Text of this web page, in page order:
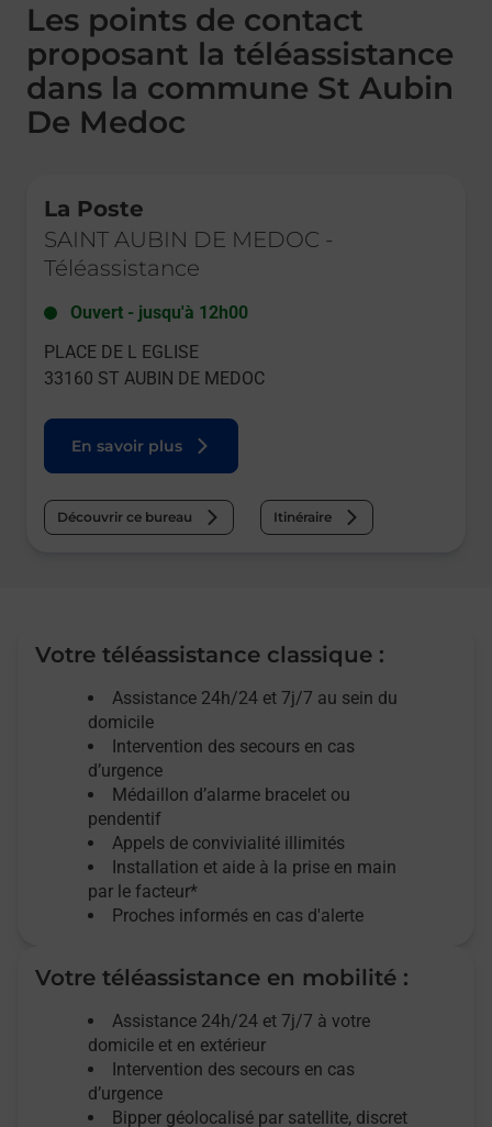
Les points de contact
proposant la téléassistance
dans la commune St Aubin
De Medoc
La Poste
SAINT AUBIN DE MEDOC -
Téléassistance
Ouvert - jusqu'à 12h00
PLACE DE L EGLISE
33160 ST AUBIN DE MEDOC
En savoir plus
Découvrir ce bureau Itinéraire
Votre téléassistance classique :
Assistance 24h/24 et 7j/7 au sein du
domicile
Intervention des secours en cas
d’urgence
Médaillon d’alarme bracelet ou
pendentif
Appels de convivialité illimités
Installation et aide à la prise en main
par le facteur*
Proches informés en cas d'alerte
Votre téléassistance en mobilité :
Assistance 24h/24 et 7j/7 à votre
domicile et en extérieur
Intervention des secours en cas
d’urgence
Bipper géolocalisé par satellite, discret